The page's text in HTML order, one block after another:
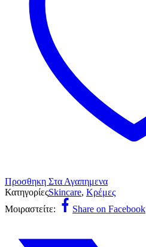
Προσθηκη Στα Αγαπημενα
ΚατηγορίεςSkincare, Κρέμες
Μοιραστείτε:
Share on Facebook